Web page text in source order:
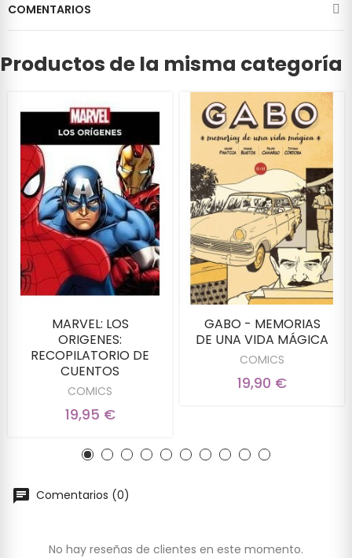
COMENTARIOS
Productos de la misma categoría
MARVEL: LOS
ORIGENES:
RECOPILATORIO DE
CUENTOS
COMICS
19,95 €
GABO - MEMORIAS
DE UNA VIDA MÁGICA
COMICS
19,90 €
Comentarios (0)
No hay reseñas de clientes en este momento.